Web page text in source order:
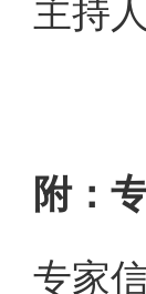
主持
附：
专家